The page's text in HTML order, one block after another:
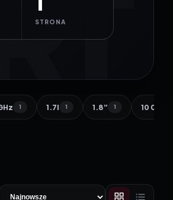
STRONA
1 1.7l 1 1.8” 1 10 000